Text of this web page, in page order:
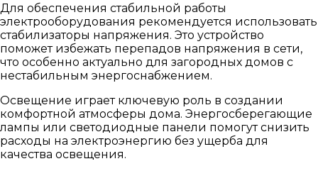
Для обеспечения стабильной работы
электрооборудования рекомендуется использовать
стабилизаторы напряжения. Это устройство
поможет избежать перепадов напряжения в сети,
что особенно актуально для загородных домов с
нестабильным энергоснабжением.
Освещение играет ключевую роль в создании
комфортной атмосферы дома. Энергосберегающие
лампы или светодиодные панели помогут снизить
расходы на электроэнергию без ущерба для
качества освещения.